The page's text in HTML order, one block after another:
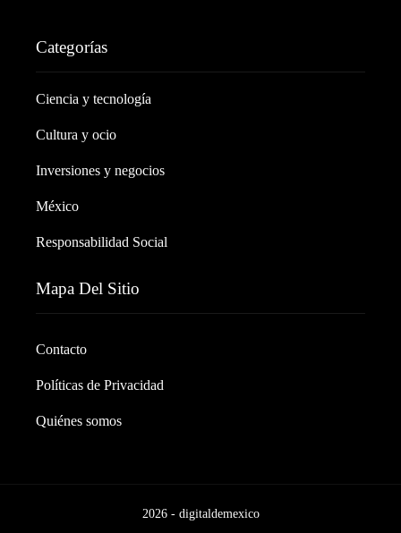
Categorías
Ciencia y tecnología
Cultura y ocio
Inversiones y negocios
México
Responsabilidad Social
Mapa Del Sitio
Contacto
Políticas de Privacidad
Quiénes somos
2026 - digitaldemexico